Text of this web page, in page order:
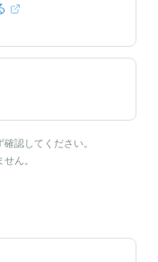
認してください。
ん。